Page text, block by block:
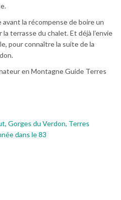
la récompense de boire un
terrasse du chalet. Et déjà l’envie
pour connaître la suite de la
en Montagne Guide Terres